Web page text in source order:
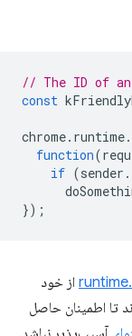
// The ID of
const
chrome. runtime.
function(
if (sender .
});
از خود
تا اطمینان حاصل